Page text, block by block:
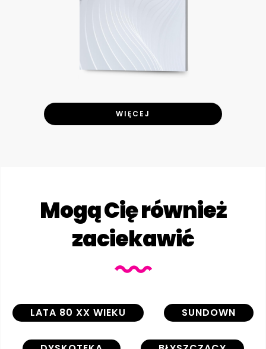
WIĘCEJ
Mogą Cię również
zaciekawić
LATA 80 XX WIEKU SUNDOWN